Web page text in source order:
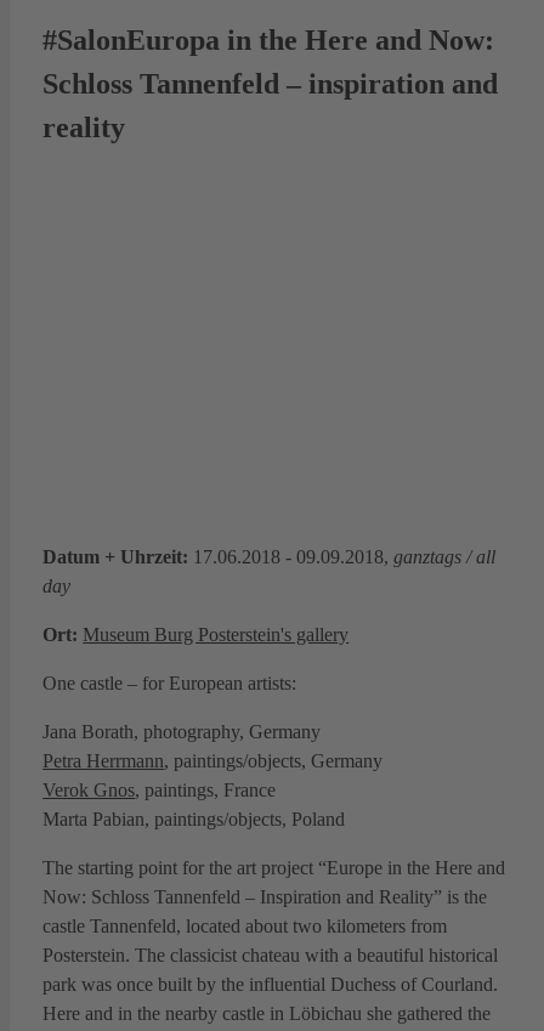
#SalonEuropa in the Here and Now:
Schloss Tannenfeld – inspiration and
reality
Datum + Uhrzeit: 17.06.2018 - 09.09.2018,ganztags / all
day
Ort: Museum Burg Posterstein's gallery
One castle – for European artists:
Jana Borath, photography, Germany
Petra Herrmann, paintings/objects, Germany
Verok Gnos, paintings, France
Marta Pabian, paintings/objects, Poland
The starting point for the art project “Europe in the Here and
Now: Schloss Tannenfeld – Inspiration and Reality” is the
castle Tannenfeld, located about two kilometers from
Posterstein. The classicist chateau with a beautiful historical
park was once built by the influential Duchess of Courland.
Here and in the nearby castle in Löbichau she gathered the